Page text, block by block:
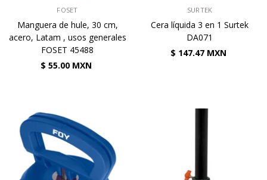
FOSET
Manguera de hule, 30 cm,
acero, Latam , usos generales
FOSET 45488
$ 55.00 MXN
SURTEK
Cera líquida 3 en 1 Surtek
DA071
$ 147.47 MXN